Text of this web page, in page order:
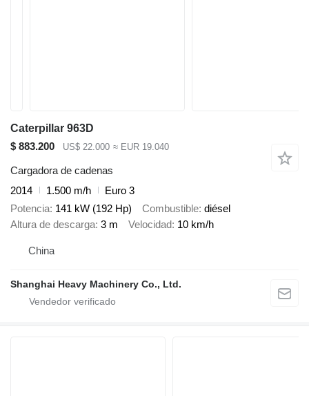
Caterpillar 963D
$ 883.200
US$ 22.000 ≈ EUR 19.040
Cargadora de cadenas
2014
1.500 m/h
Euro 3
Potencia 141 kW (192 Hp) Combustible diésel
Altura de descarga 3 m Velocidad 10 km/h
China
Shanghai Heavy Machinery Co., Ltd.